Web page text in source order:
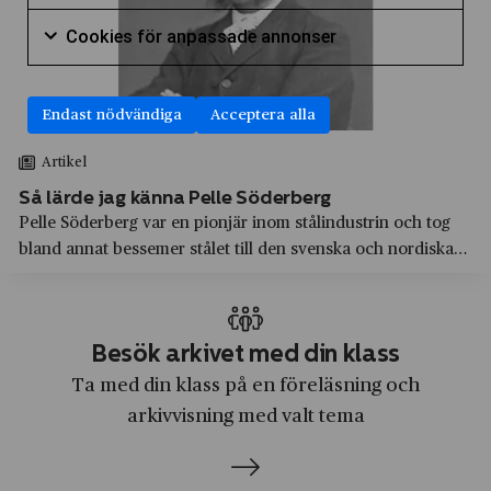
Litteratur
Låtskrivande
Marknadsföring
Modedesign och sömnad
Naturkunskap
Produktutveckling
Samhällskunskap
Skrivande
Svenska
ABB
Adidas
Adlibris
Aftonbladet
AGA
Aktiebolaget Gasackumulator
Albert Samuelsson & Co
Arvika
Avesta
Axelvold
Blekinge län
Bollnäs
Borlänge
Artikel
Så lärde jag känna Pelle Söderberg
Pelle Söderberg var en pionjär inom stålindustrin och tog
bland annat bessemer stålet till den svenska och nordiska
Besök arkivet med din klass
Ta med din klass på en föreläsning och
arkivvisning med valt tema
Markera för att samtycka till användning av
Cookies för anpassade annonser
Markera för att samtycka till användning av
Endast nödvändiga Acceptera alla